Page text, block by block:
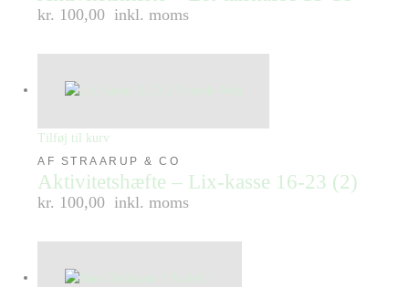
kr. 100,00 inkl. moms
Tilføj til kurv
AF STRAARUP & CO
Aktivitetshæfte – Lix-kasse 16-23 (2)
kr. 100,00 inkl. moms